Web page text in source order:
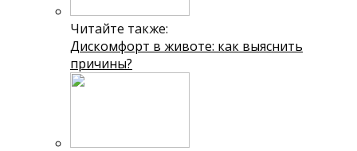
Читайте также:
Дискомфорт в животе: как выяснить
причины?